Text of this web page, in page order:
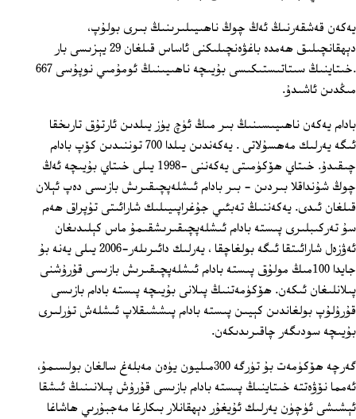
يەكەن قەشقەرنىڭ ئەڭ چوڭ ناھىيىلىرىنىڭ بىرى بولۇپ،
دېھقانچىلىق ھەمدە باغۋەنچىلىكنى ئاساس قىلغان 29 يېزىسى بار
.خىتاينىڭ سىتاتىستىكىسى بۇيىچە ناھىيىنىڭ ئومۇمىي نوپۇسى 667
مىڭدىن ئاشىدۇ.
بادام يەكەن ناھىيىسىنىڭ بىر مىڭ ئۈچ يۈز يىلدىن ئارتۇق تارىخقا
ئىگە يەرلىك مەھسۇلاتى . يەكەندىن يىلدا 700 توننىدىن كۆپ بادام
چىقىدۇ. خىتاي ھۆكۈمىتى يەكەننى -1998 يىلى خىتاي بۇيىچە ئەڭ
چوڭ شۇنداقلا بىردىن ‏- بىر بادام ئىشلەپچىقىرىش بازىسى دەپ ئېلان
قىلغان ئىدى. يەكەننىڭ تەبئىي جۇغراپىيىلىك شارائىتى تۇپراق ھەم
سۇ تەركىبلىرى پىستە بادام ئىشلەپچىقىرىشقىمۇ ماس كېلىدىغان
ئەۋزەل شارائىتقا ئىگە بولغاچقا ، يەرلىك دائىرىلەر-2006 يىلى يەنە بۇ
جايدا 100مىڭ مولۇق پىستە بادام ئىشلەپچىقىرىش بازىسى قۇرۇشنى
پىلانلىغان ئىكەن. ھۆكۈمەتنىڭ پىلانى بۇيىچە پىستە بادام بازىسى
قۇرۇلۇپ بولغاندىن كېيىن پىستە بادام پىششىقلاپ ئىشلەش تۈرلىرى
بۇيىچە سودىگەر چاقىرىدىكەن.
گەرچە ھۆكۈمەت بۇ تۈرگە 300مىليون يۈەن مەبلەغ سالغان بولسىمۇ،
ئەمما نۆۋەتتە خىتاينىڭ پىستە بادام بازىسى قۇرۇش پىلانىنىڭ ئىشقا
ئېشىشى ئۈچۈن يەرلىك ئۇيغۇر دېھقانلار بىكارغا مەجبۇرىي ھاشاغا